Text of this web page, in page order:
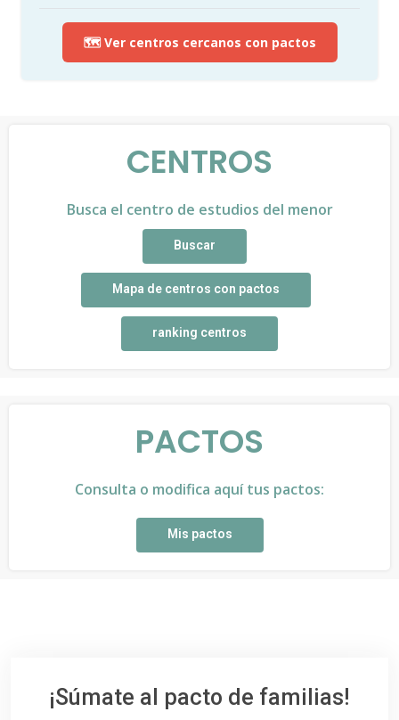
🗺️ Ver centros cercanos con pactos
CENTROS
Busca el centro de estudios del menor
Buscar
Mapa de centros con pactos
ranking centros
PACTOS
Consulta o modifica aquí tus pactos:
Mis pactos
¡Súmate al pacto de familias!